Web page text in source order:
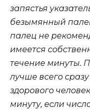
запястья
безымянный
палец не
имеется
течение минуты.
лучше всего
здорового
минуту, если